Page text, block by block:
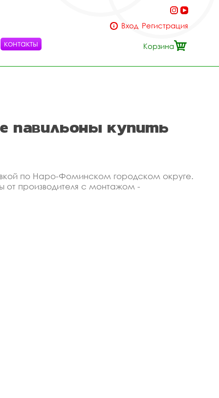
контакты
Вход Регистрация
Корзина
павильоны купить
по Наро-Фоминском городском округе.
от производителя с монтажом -